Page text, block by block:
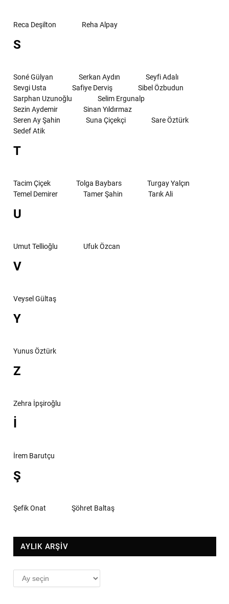
Reca Deşilton Reha Alpay
S
Soné Gülyan Serkan Aydın
Seyfi Adalı
Sevgi Usta
Safiye Derviş
Sibel Özbudun
Sarphan Uzunoğlu
Selim Ergunalp
Sezin Aydemir
Sinan Yıldırmaz
Seren Ay Şahin
Suna Çiçekçi
Sare Öztürk
Sedef Atik
T
Tacim Çiçek Tolga Baybars
Turgay Yalçın
Temel Demirer
Tamer Şahin Tarık Ali
U
Umut Tellioğlu Ufuk Özcan
V
Veysel Gültaş
Y
Yunus Öztürk
Z
Zehra İpşiroğlu
İ
İrem Barutçu
Ş
Şefik Onat Şöhret Baltaş
AYLIK ARŞİV
AYLIK
ARŞİV